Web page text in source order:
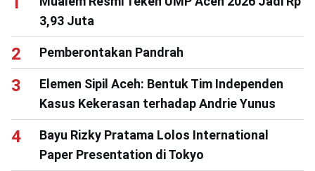
3,93 Juta
Pemberontakan Pandrah
Elemen Sipil Aceh: Bentuk Tim Independen
Kasus Kekerasan terhadap Andrie Yunus
Bayu Rizky Pratama Lolos International
Paper Presentation di Tokyo